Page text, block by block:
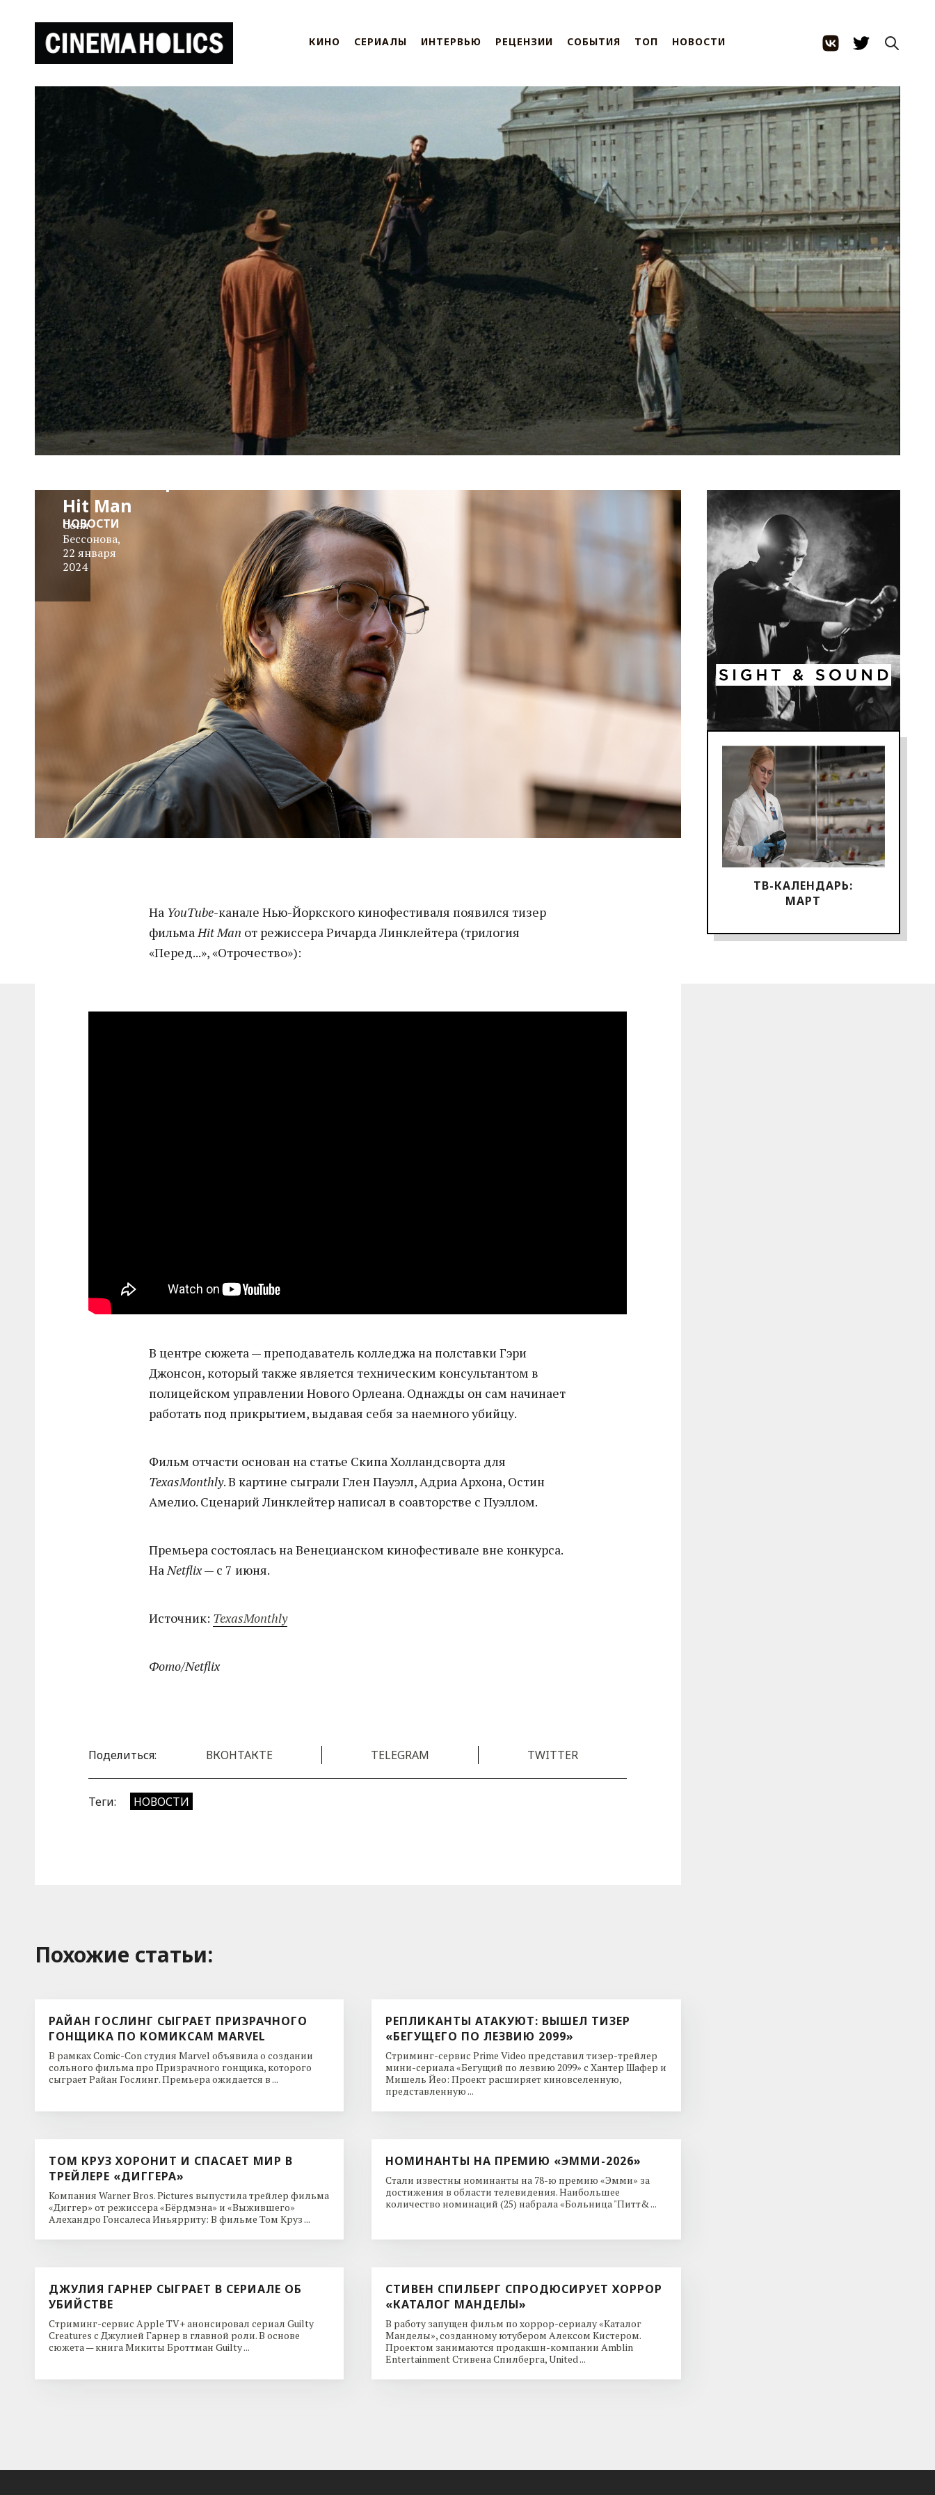
КИНО СЕРИАЛЫ ИНТЕРВЬЮ РЕЦЕНЗИИ СОБЫТИЯ ТОП НОВОСТИ
ТВ-КАЛЕНДАРЬ:
МАРТ
Вышел тизер
фильма
Ричарда
Hit Man
Соня
Бессонова,
22 января
2024
НОВОСТИ
На YouTube-канале Нью-Йоркского кинофестиваля появился тизер
фильмаHit Man от режиссера Ричарда Линклейтера (трилогия
«Перед...», «Отрочество»):
В центре сюжета — преподаватель колледжа на полставки Гэри
Джонсон, который также является техническим консультантом в
полицейском управлении Нового Орлеана. Однажды он сам начинает
работать под прикрытием, выдавая себя за наемного убийцу.
Фильм отчасти основан на статье Скипа Холландсворта для
TexasMonthly. В картине сыграли Глен Пауэлл, Адриа Архона, Остин
Амелио. Сценарий Линклейтер написал в соавторстве с Пуэллом.
Премьера состоялась на Венецианском кинофестивале вне конкурса.
На Netflix— с 7 июня.
Источник: TexasMonthly
Фото/Netflix
Поделиться: ВКОНТАКТЕ TELEGRAM TWITTER
Теги: НОВОСТИ
Похожие cтатьи:
РАЙАН ГОСЛИНГ СЫГРАЕТ ПРИЗРАЧНОГО
ГОНЩИКА ПО КОМИКСАМ MARVEL
В рамках Comic-Con студия Marvel объявила о создании
сольного фильма про Призрачного гонщика, которого
сыграет Райан Гослинг. Премьера ожидается в ...
РЕПЛИКАНТЫ АТАКУЮТ: ВЫШЕЛ ТИЗЕР
«БЕГУЩЕГО ПО ЛЕЗВИЮ 2099»
Стриминг-сервис Prime Video представил тизер-трейлер
мини-сериала «Бегущий по лезвию 2099» с Хантер Шафер и
Мишель Йео: Проект расширяет киновселенную,
представленную ...
ТОМ КРУЗ ХОРОНИТ И СПАСАЕТ МИР В
ТРЕЙЛЕРЕ «ДИГГЕРА»
Компания Warner Bros. Pictures выпустила трейлер фильма
«Диггер» от режиссера «Бёрдмэна» и «Выжившего»
Алехандро Гонсалеса Иньярриту: В фильме Том Круз ...
НОМИНАНТЫ НА ПРЕМИЮ «ЭММИ-2026»
Стали известны номинанты на 78-ю премию «Эмми» за
достижения в области телевидения. Наибольшее
количество номинаций (25) набрала «Больница "Питт& ...
ДЖУЛИЯ ГАРНЕР СЫГРАЕТ В СЕРИАЛЕ ОБ
УБИЙСТВЕ
Стриминг-сервис Apple TV+ анонсировал сериал Guilty
Creatures с Джулией Гарнер в главной роли. В основе
сюжета — книга Микиты Броттман Guilty ...
СТИВЕН СПИЛБЕРГ СПРОДЮСИРУЕТ ХОРРОР
«КАТАЛОГ МАНДЕЛЫ»
В работу запущен фильм по хоррор-сериалу «Каталог
Манделы», созданному ютубером Алексом Кистером.
Проектом занимаются продакшн-компании Amblin
Entertainment Стивена Спилберга, United ...